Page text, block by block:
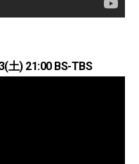
土) 21:00 BS-TBS